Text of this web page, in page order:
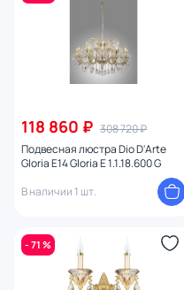
118 860 ₽ 308 720 ₽
Подвесная люстра Dio D'Arte
Gloria E14 Gloria E 1.1.18.600 G
В наличии 1 шт.
- 71 %